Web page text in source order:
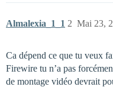
Almalexia_1_1 Mai 23,
2
Ca dépend ce que tu veux
Firewire tu n’a pas
de montage vidéo devrait